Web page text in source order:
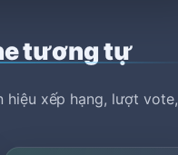
tương tự
hiệu xếp hạng, lượt vote,